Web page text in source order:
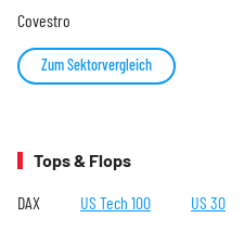
Covestro
Zum Sektorvergleich
Tops & Flops
DAX US Tech 100 US 30